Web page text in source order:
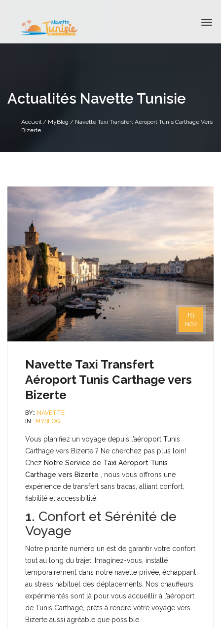
Actualités Navette Tunisie
Accueil/ MyBlog / Navette Taxi Transfert Aéroport Tunis Carthage Vers
Bizerte
Navette Taxi Transfert
Aéroport Tunis Carthage vers
Bizerte
BY:: NAVETTE
IN:: MYBLOG
19
NOV
Vous planifiez un voyage depuis l’aéroport Tunis
Carthage vers Bizerte ? Ne cherchez pas plus loin!
Chez Notre Service de Taxi Aéroport Tunis
Carthage vers Bizerte , nous vous offrons une
expérience de transfert sans tracas, alliant confort,
fiabilité et accessibilité.
1. Confort et Sérénité de
Voyage
Notre priorité numéro un est de garantir votre confort
tout au long du trajet. Imaginez-vous, installé
temporairement dans notre navette privée, échappant
au stress habituel des déplacements. Nos chauffeurs
expérimentés sont là pour vous accueillir à l’aéroport
de Tunis Carthage, prêts à rendre votre voyage vers
Bizerte aussi agréable que possible.